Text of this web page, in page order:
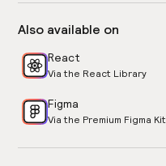
Also available on
React
Via the React Library
Figma
Via the Premium Figma Kit